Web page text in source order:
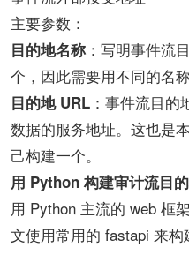
主要参数：
目的地名称 ：写明事件流
个，因此需要用不同的名
目的地 URL ：事件流目
数据的服务地址。这也是
己构建一个。
用 Python 构建审计流目
用 Python 主流的 web 框
文使用常用的 fastapi 来构